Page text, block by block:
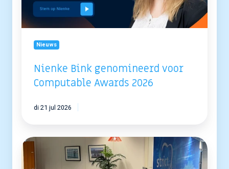
Nieuws
Nienke Bink genomineerd voor
Computable Awards 2026
di 21 jul 2026
Strict
verhuist
naar